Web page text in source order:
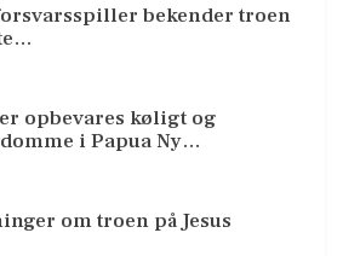
bekender troen
opbevares køligt og
i Papua Ny…
om troen på Jesus